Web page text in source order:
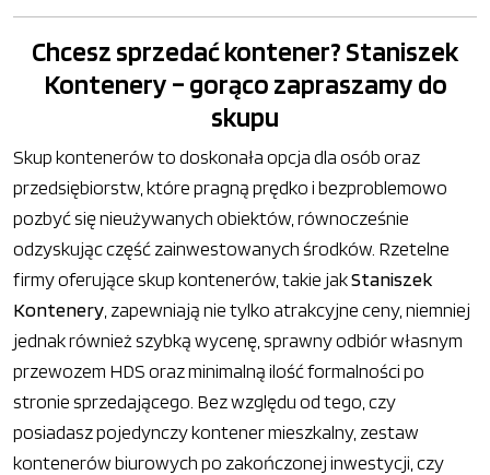
Chcesz sprzedać kontener? Staniszek
Kontenery – gorąco zapraszamy do
skupu
Skup kontenerów to doskonała opcja dla osób oraz
przedsiębiorstw, które pragną prędko i bezproblemowo
pozbyć się nieużywanych obiektów, równocześnie
odzyskując część zainwestowanych środków. Rzetelne
firmy oferujące skup kontenerów, takie jakStaniszek
Kontenery , zapewniają nie tylko atrakcyjne ceny, niemniej
jednak również szybką wycenę, sprawny odbiór własnym
przewozem HDS oraz minimalną ilość formalności po
stronie sprzedającego. Bez względu od tego, czy
posiadasz pojedynczy kontener mieszkalny, zestaw
kontenerów biurowych po zakończonej inwestycji, czy